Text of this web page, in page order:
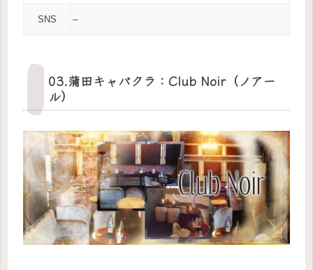
SNS –
03.蒲田キャバクラ：Club Noir（ノアー
ル）